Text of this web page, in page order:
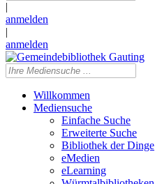
|
anmelden
|
anmelden
Willkommen
Mediensuche
Einfache Suche
Erweiterte Suche
Bibliothek der Dinge
eMedien
eLearning